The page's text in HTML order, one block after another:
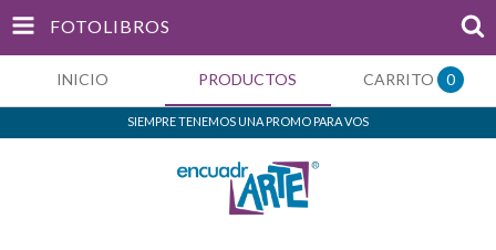
FOTOLIBROS
INICIO PRODUCTOS CARRITO 0
SIEMPRE TENEMOS UNA PROMO PARA VOS